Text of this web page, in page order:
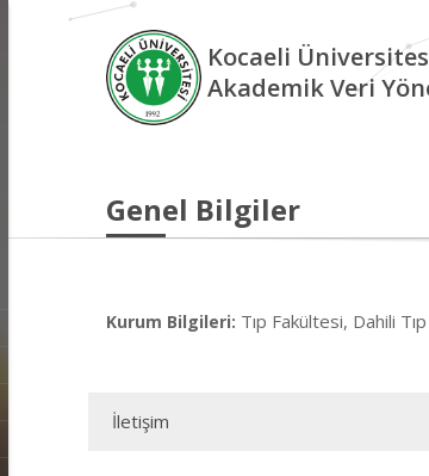
Kocaeli
Akademik Veri
Genel Bilgiler
Kurum Bilgileri: Tıp Fakültesi, Dahili
İletişim